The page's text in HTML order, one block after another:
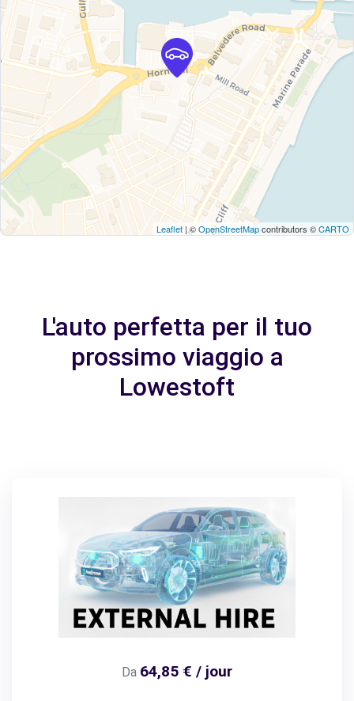
Leaflet | ©OpenStreetMapcontributors ©CARTO
L'auto perfetta per il tuo
prossimo viaggio a
Lowestoft
Da 64,85 € / jour